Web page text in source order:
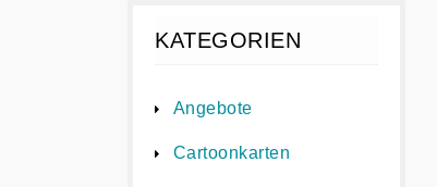
KATEGORIEN
Angebote
Cartoonkarten